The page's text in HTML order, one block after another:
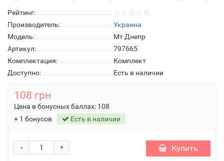
Рейтинг:
Производитель:
Украина
Модель:
Мт Днепр
Артикул:
797665
Комплектация:
Комплект
Доступно:
Есть в наличии
108 грн
Цена в бонусных баллах: 108
+ 1 бонусов
Есть в наличии
+
- Купить